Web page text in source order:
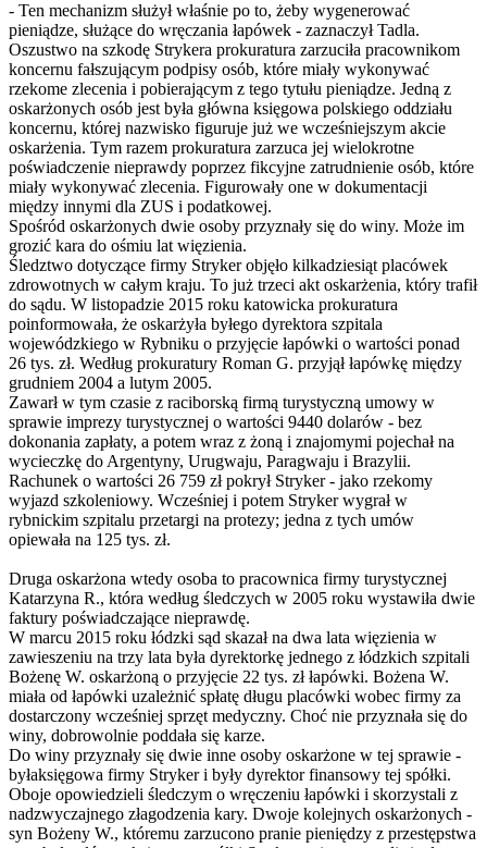
- Ten mechanizm służył właśnie po to, żeby wygenerować
pieniądze, służące do wręczania łapówek - zaznaczył Tadla.
Oszustwo na szkodę Strykera prokuratura zarzuciła pracownikom
koncernu fałszującym podpisy osób, które miały wykonywać
rzekome zlecenia i pobierającym z tego tytułu pieniądze. Jedną z
oskarżonych osób jest była główna księgowa polskiego oddziału
koncernu, której nazwisko figuruje już we wcześniejszym akcie
oskarżenia. Tym razem prokuratura zarzuca jej wielokrotne
poświadczenie nieprawdy poprzez fikcyjne zatrudnienie osób, które
miały wykonywać zlecenia. Figurowały one w dokumentacji
między innymi dla ZUS i podatkowej.
Spośród oskarżonych dwie osoby przyznały się do winy. Może im
grozić kara do ośmiu lat więzienia.
Śledztwo dotyczące firmy Stryker objęło kilkadziesiąt placówek
zdrowotnych w całym kraju. To już trzeci akt oskarżenia, który trafił
do sądu. W listopadzie 2015 roku katowicka prokuratura
poinformowała, że oskarżyła byłego dyrektora szpitala
wojewódzkiego w Rybniku o przyjęcie łapówki o wartości ponad
26 tys. zł. Według prokuratury Roman G. przyjął łapówkę między
grudniem 2004 a lutym 2005.
Zawarł w tym czasie z raciborską firmą turystyczną umowy w
sprawie imprezy turystycznej o wartości 9440 dolarów - bez
dokonania zapłaty, a potem wraz z żoną i znajomymi pojechał na
wycieczkę do Argentyny, Urugwaju, Paragwaju i Brazylii.
Rachunek o wartości 26 759 zł pokrył Stryker - jako rzekomy
wyjazd szkoleniowy. Wcześniej i potem Stryker wygrał w
rybnickim szpitalu przetargi na protezy; jedna z tych umów
opiewała na 125 tys. zł.
Druga oskarżona wtedy osoba to pracownica firmy turystycznej
Katarzyna R., która według śledczych w 2005 roku wystawiła dwie
faktury poświadczające nieprawdę.
W marcu 2015 roku łódzki sąd skazał na dwa lata więzienia w
zawieszeniu na trzy lata była dyrektorkę jednego z łódzkich szpitali
Bożenę W. oskarżoną o przyjęcie 22 tys. zł łapówki. Bożena W.
miała od łapówki uzależnić spłatę długu placówki wobec firmy za
dostarczony wcześniej sprzęt medyczny. Choć nie przyznała się do
winy, dobrowolnie poddała się karze.
Do winy przyznały się dwie inne osoby oskarżone w tej sprawie -
byłaksięgowa firmy Stryker i były dyrektor finansowy tej spółki.
Oboje opowiedzieli śledczym o wręczeniu łapówki i skorzystali z
nadzwyczajnego złagodzenia kary. Dwoje kolejnych oskarżonych -
syn Bożeny W., któremu zarzucono pranie pieniędzy z przestępstwa